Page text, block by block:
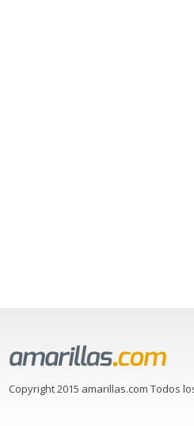
Copyright 2015 amarillas.com Todos